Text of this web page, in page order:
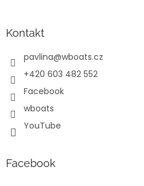
Kontakt
pavlina@wboats.cz
+420 603 482 552
Facebook
wboats
YouTube
Facebook